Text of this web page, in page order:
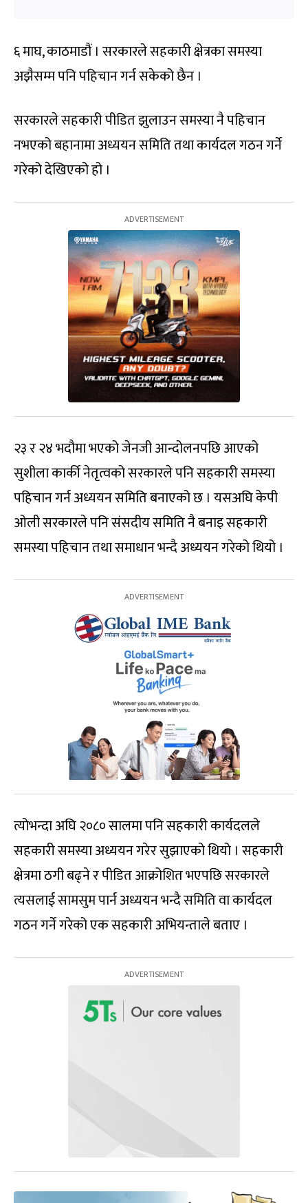
६ माघ, काठमाडौं । सरकारले सहकारी क्षेत्रका समस्या
अझैसम्म पनि पहिचान गर्न सकेको छैन ।
सरकारले सहकारी पीडित झुलाउन समस्या नै पहिचान
नभएको बहानामा अध्ययन समिति तथा कार्यदल गठन गर्ने
गरेको देखिएको हो ।
२३ र २४ भदौमा भएको जेनजी आन्दोलनपछि आएको
सुशीला कार्की नेतृत्वको सरकारले पनि सहकारी समस्या
पहिचान गर्न अध्ययन समिति बनाएको छ । यसअघि केपी
ओली सरकारले पनि संसदीय समिति नै बनाइ सहकारी
समस्या पहिचान तथा समाधान भन्दै अध्ययन गरेको थियो ।
त्योभन्दा अघि २०८० सालमा पनि सहकारी कार्यदलले
सहकारी समस्या अध्ययन गरेर सुझाएको थियो । सहकारी
क्षेत्रमा ठगी बढ्ने र पीडित आक्रोशित भएपछि सरकारले
त्यसलाई सामसुम पार्न अध्ययन भन्दै समिति वा कार्यदल
गठन गर्ने गरेको एक सहकारी अभियन्ताले बताए ।